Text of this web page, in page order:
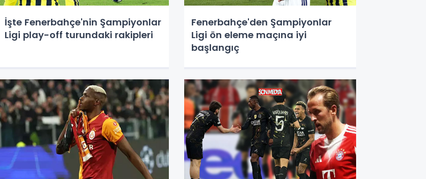
İşte Fenerbahçe'nin Şampiyonlar
Ligi play-off turundaki rakipleri
Fenerbahçe'den Şampiyonlar
Ligi ön eleme maçına iyi
başlangıç